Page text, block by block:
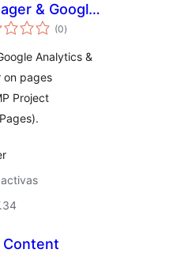
& Google
for AMP
(0valoracións
totais
)
Analytics &
on pages
Project
Content